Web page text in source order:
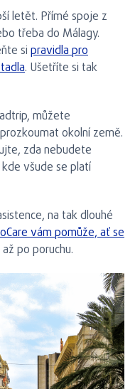
letět. Přímé spoje z
třeba do Málagy.
si pravidla pro
. Ušetříte si tak
můžete
okolní země.
zda nebudete
všude se platí
na tak dlouhé
vám pomůže, ať se
po poruchu.